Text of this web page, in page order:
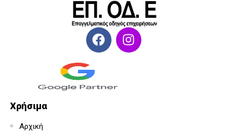
Χρήσιμα
Αρχική